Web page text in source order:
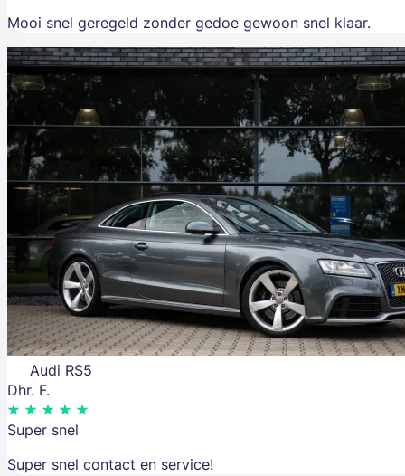
Mooi snel geregeld zonder gedoe gewoon snel klaar.
Audi RS5
Dhr. F.
Super snel
Super snel contact en service!